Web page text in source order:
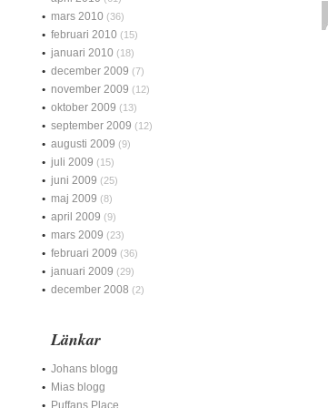
mars 2010 (36)
februari 2010 (15)
januari 2010 (18)
december 2009 (7)
november 2009 (12)
oktober 2009 (13)
september 2009 (12)
augusti 2009 (9)
juli 2009 (15)
juni 2009 (25)
maj 2009 (8)
april 2009 (9)
mars 2009 (23)
februari 2009 (36)
januari 2009 (29)
december 2008 (2)
Länkar
Johans blogg
Mias blogg
Puffans Place